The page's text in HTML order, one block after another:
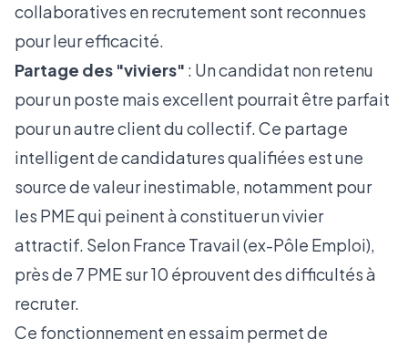
collaboratives en recrutement sont reconnues
pour leur efficacité.
Partage des "viviers" : Un candidat non retenu
pour un poste mais excellent pourrait être parfait
pour un autre client du collectif. Ce partage
intelligent de candidatures qualifiées est une
source de valeur inestimable, notamment pour
les PME qui peinent à constituer un vivier
attractif. SelonFrance Travail (ex-Pôle Emploi),
près de 7 PME sur 10 éprouvent des difficultés à
recruter.
Ce fonctionnement en essaim permet de